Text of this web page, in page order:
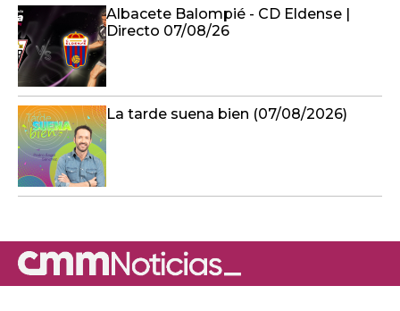
Albacete Balompié - CD Eldense |
Directo 07/08/26
La tarde suena bien (07/08/2026)